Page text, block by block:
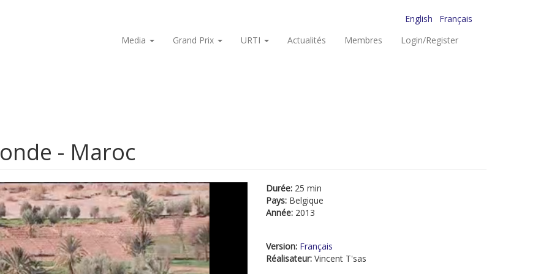
English
Français
Media
Grand Prix URTI Actualités Membres Login/Register
- Maroc
Durée: 25 min
Pays: Belgique
Année: 2013
Version: Français
Réalisateur: Vincent T'sas